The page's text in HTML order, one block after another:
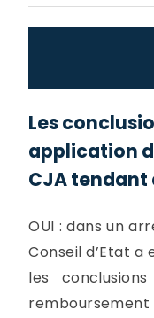
Les
application
CJA tendant
OUI : dans un
Conseil d’Etat a
les